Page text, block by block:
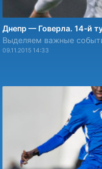
Днепр — Говерла. 14-й
Выделяем важные
09.11.2015 14:33